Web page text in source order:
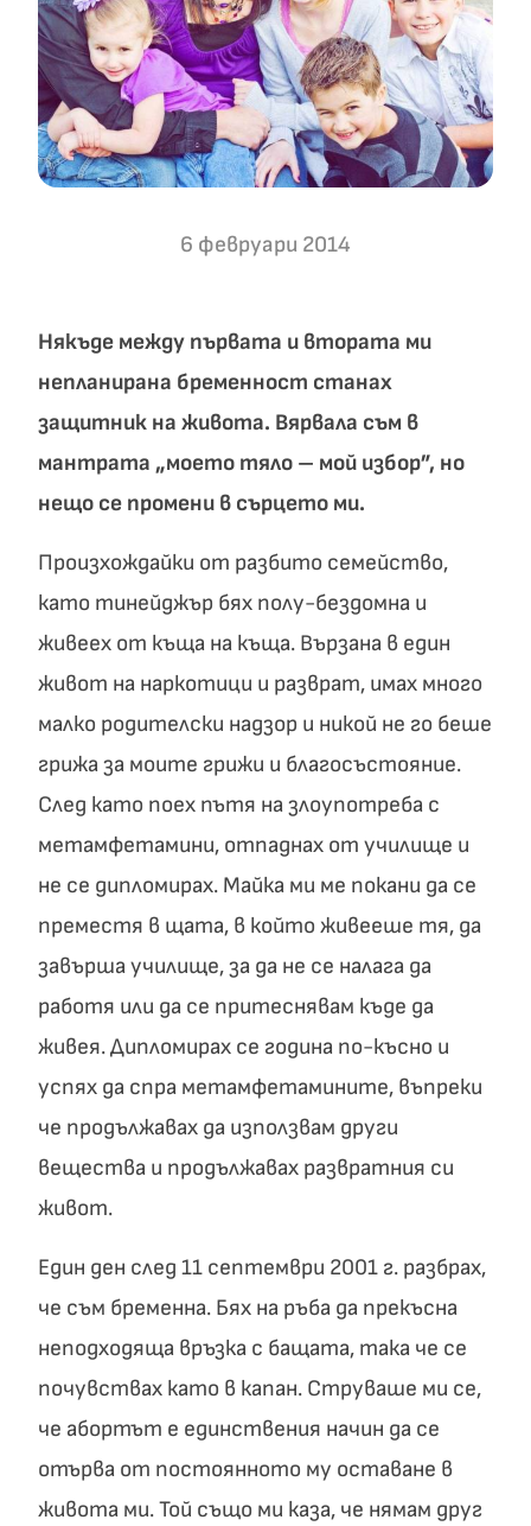
6 февруари 2014
Някъде между първата и втората ми
непланирана бременност станах
защитник на живота. Вярвала съм в
мантрата „моето тяло – мой избор”, но
нещо се промени в сърцето ми.
Произхождайки от разбито семейство,
като тинейджър бях полу-бездомна и
живеех от къща на къща. Вързана в един
живот на наркотици и разврат, имах много
малко родителски надзор и никой не го беше
грижа за моите грижи и благосъстояние.
След като поех пътя на злоупотреба с
метамфетамини, отпаднах от училище и
не се дипломирах. Майка ми ме покани да се
преместя в щата, в който живееше тя, да
завърша училище, за да не се налага да
работя или да се притеснявам къде да
живея. Дипломирах се година по-късно и
успях да спра метамфетамините, въпреки
че продължавах да използвам други
вещества и продължавах развратния си
живот.
Един ден след 11 септември 2001 г. разбрах,
че съм бременна. Бях на ръба да прекъсна
неподходяща връзка с бащата, така че се
почувствах като в капан. Струваше ми се,
че абортът е единствения начин да се
отърва от постоянното му оставане в
живота ми. Той също ми каза, че нямам друг